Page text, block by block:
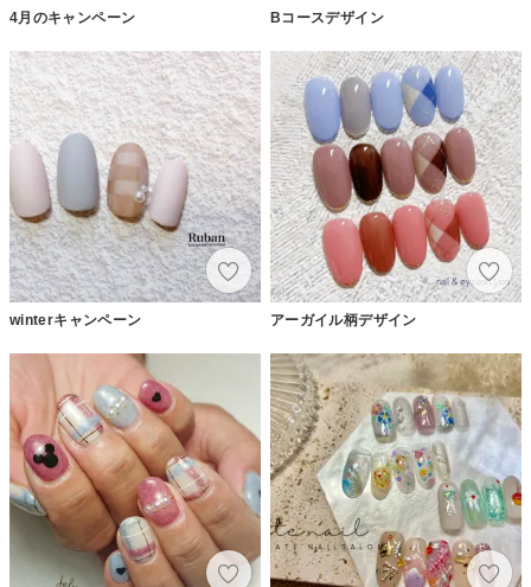
4月のキャンペーン Bコースデザイン
winterキャンペーン アーガイル柄デザイン